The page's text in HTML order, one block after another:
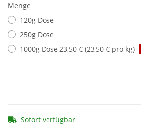
Menge
120g Dose
250g Dose
1000g Dose 23,50 € (23,50 € pro kg)
Sofort verfügbar